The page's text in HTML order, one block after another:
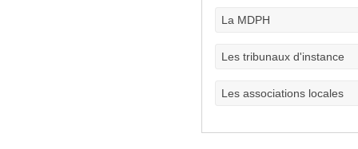
La MDPH
Les tribunaux d'instance
Les associations locales